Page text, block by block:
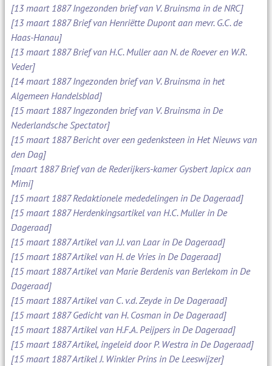
[13 maart 1887 Ingezonden brief van V. Bruinsma in de NRC]
[13 maart 1887 Brief van Henriëtte Dupont aan mevr. G.C. de
Haas-Hanau]
[13 maart 1887 Brief van H.C. Muller aan N. de Roever en W.R.
Veder]
[14 maart 1887 Ingezonden brief van V. Bruinsma in het
Algemeen Handelsblad]
[15 maart 1887 Ingezonden brief van V. Bruinsma in De
Nederlandsche Spectator]
[15 maart 1887 Bericht over een gedenksteen in Het Nieuws van
den Dag]
[maart 1887 Brief van de Rederijkers-kamer Gysbert Japicx aan
Mimi]
[15 maart 1887 Redaktionele mededelingen in De Dageraad]
[15 maart 1887 Herdenkingsartikel van H.C. Muller in De
Dageraad]
[15 maart 1887 Artikel van J.J. van Laar in De Dageraad]
[15 maart 1887 Artikel van H. de Vries in De Dageraad]
[15 maart 1887 Artikel van Marie Berdenis van Berlekom in De
Dageraad]
[15 maart 1887 Artikel van C. v.d. Zeyde in De Dageraad]
[15 maart 1887 Gedicht van H. Cosman in De Dageraad]
[15 maart 1887 Artikel van H.F.A. Peijpers in De Dageraad]
[15 maart 1887 Artikel, ingeleid door P. Westra in De Dageraad]
[15 maart 1887 Artikel J. Winkler Prins in De Leeswijzer]